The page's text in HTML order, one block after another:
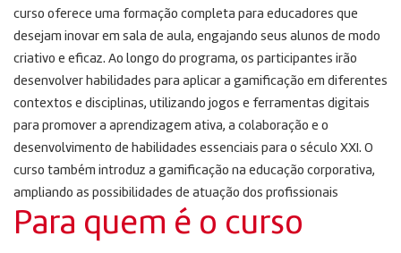
curso oferece uma formação completa para educadores que
desejam inovar em sala de aula, engajando seus alunos de modo
criativo e eficaz. Ao longo do programa, os participantes irão
desenvolver habilidades para aplicar a gamificação em diferentes
contextos e disciplinas, utilizando jogos e ferramentas digitais
para promover a aprendizagem ativa, a colaboração e o
desenvolvimento de habilidades essenciais para o século XXI. O
curso também introduz a gamificação na educação corporativa,
ampliando as possibilidades de atuação dos profissionais
Para quem é o curso